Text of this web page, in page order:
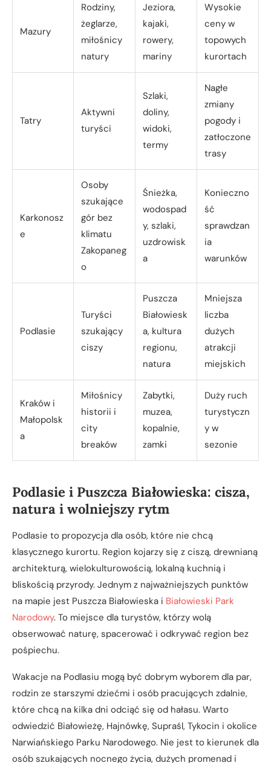
Mazury
Rodziny,
żeglarze,
miłośnicy
natury
Jeziora,
kajaki,
rowery,
mariny
Wysokie
ceny w
topowych
kurortach
Tatry
Aktywni
turyści
Szlaki,
doliny,
widoki,
termy
Nagłe
zmiany
pogody i
zatłoczone
trasy
Karkonosz
e
Osoby
szukające
gór bez
klimatu
Zakopaneg
o
Śnieżka,
wodospad
y, szlaki,
uzdrowisk
a
Konieczno
ść
sprawdzan
ia
warunków
Podlasie
Turyści
szukający
ciszy
Puszcza
Białowiesk
a, kultura
regionu,
natura
Mniejsza
liczba
dużych
atrakcji
miejskich
Kraków i
Małopolsk
a
Miłośnicy
historii i
city
breaków
Zabytki,
muzea,
kopalnie,
zamki
Duży ruch
turystyczn
y w
sezonie
Podlasie i Puszcza Białowieska: cisza,
natura i wolniejszy rytm
Podlasie to propozycja dla osób, które nie chcą
klasycznego kurortu. Region kojarzy się z ciszą, drewnianą
architekturą, wielokulturowością, lokalną kuchnią i
bliskością przyrody. Jednym z najważniejszych punktów
na mapie jest Puszcza Białowieska i Białowieski Park
Narodowy. To miejsce dla turystów, którzy wolą
obserwować naturę, spacerować i odkrywać region bez
pośpiechu.
Wakacje na Podlasiu mogą być dobrym wyborem dla par,
rodzin ze starszymi dziećmi i osób pracujących zdalnie,
które chcą na kilka dni odciąć się od hałasu. Warto
odwiedzić Białowieżę, Hajnówkę, Supraśl, Tykocin i okolice
Narwiańskiego Parku Narodowego. Nie jest to kierunek dla
osób szukających nocnego życia, dużych promenad i